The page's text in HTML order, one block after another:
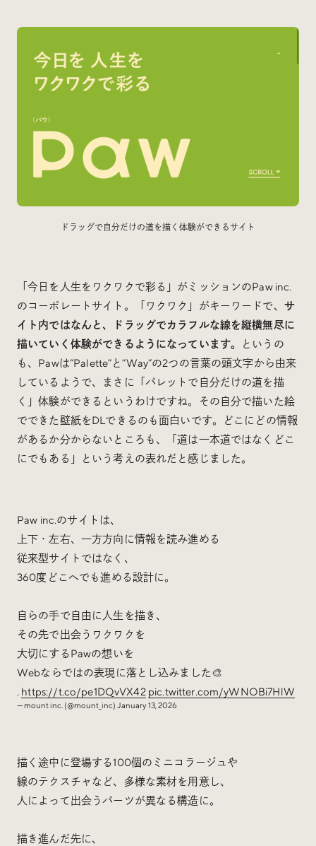
ドラッグで自分だけの道を描く体験ができるサイト
「今日を人生をワクワクで彩る」がミッションのPaw inc.
のコーポレートサイト。「ワクワク」がキーワードで、 サ
イト内ではなんと、ドラッグでカラフルな線を縦横無尽に
描いていく体験ができるようになっています。
というの
も、Pawは”Palette”と”Way”の2つの言葉の頭文字から由来
しているようで、まさに「パレットで自分だけの道を描
く」体験ができるというわけですね。その自分で描いた絵
でできた壁紙をDLできるのも面白いです。どこにどの情報
があるか分からないところも、「道は一本道ではなくどこ
にでもある」という考えの表れだと感じました。
Paw inc.のサイトは、
上下・左右、一方方向に情報を読み進める
従来型サイトではなく、
360度どこへでも進める設計に。
自らの手で自由に人生を描き、
その先で出会うワクワクを
大切にするPawの想いを
Webならではの表現に落とし込みました🎨
. https://t.co/pe1DQvVX42 pic.twitter.com/yWNOBi7HlW
— mount inc. (@mount_inc) January 13, 2026
描く途中に登場する100個のミニコラージュや
線のテクスチャなど、多様な素材を用意し、
人によって出会うパーツが異なる構造に。
描き進んだ先に、